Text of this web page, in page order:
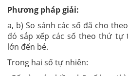
Phương pháp giải:
a, b) So sánh các số đã cho
đó sắp xếp các số theo thứ
lớn đến bé.
Trong hai số tự nhiên: